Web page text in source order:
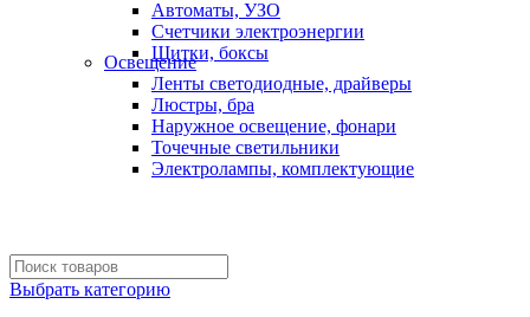
Автоматы, УЗО
Счетчики электроэнергии
Щитки, боксы
Освещение
Ленты светодиодные, драйверы
Люстры, бра
Наружное освещение, фонари
Точечные светильники
Электролампы, комплектующие
Выбрать категорию